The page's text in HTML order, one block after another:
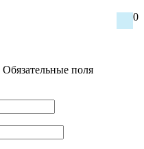
0
Обязательные поля